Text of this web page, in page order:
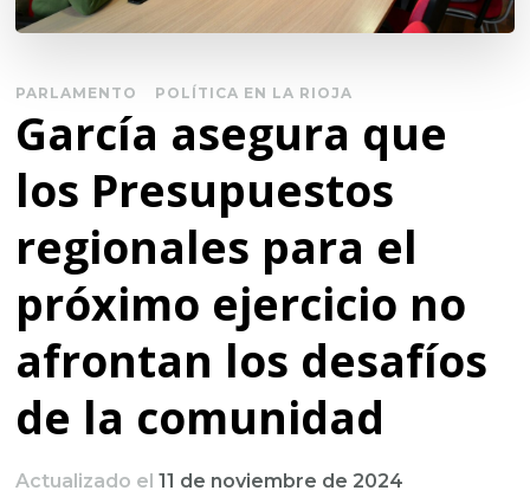
PARLAMENTO POLÍTICA EN LA RIOJA
García asegura que
los Presupuestos
regionales para el
próximo ejercicio no
afrontan los desafíos
de la comunidad
Actualizado el11 de noviembre de 2024